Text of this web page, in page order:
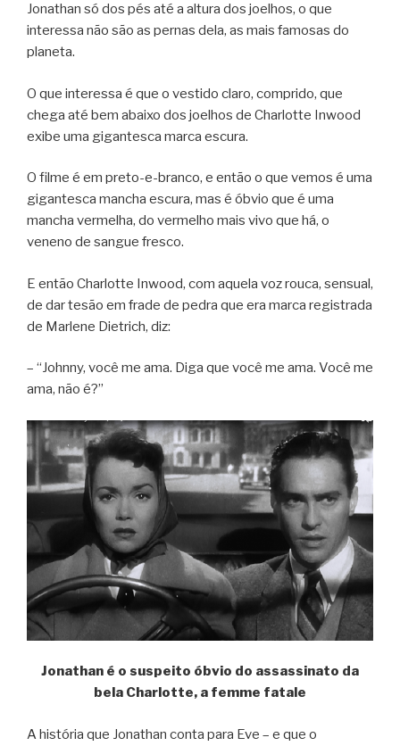
Jonathan só dos pés até a altura dos joelhos, o que
interessa não são as pernas dela, as mais famosas do
planeta.
O que interessa é que o vestido claro, comprido, que
chega até bem abaixo dos joelhos de Charlotte Inwood
exibe uma gigantesca marca escura.
O filme é em preto-e-branco, e então o que vemos é uma
gigantesca mancha escura, mas é óbvio que é uma
mancha vermelha, do vermelho mais vivo que há, o
veneno de sangue fresco.
E então Charlotte Inwood, com aquela voz rouca, sensual,
de dar tesão em frade de pedra que era marca registrada
de Marlene Dietrich, diz:
– “Johnny, você me ama. Diga que você me ama. Você me
ama, não é?”
Jonathan é o suspeito óbvio do assassinato da
bela Charlotte, a femme fatale
A história que Jonathan conta para Eve – e que o